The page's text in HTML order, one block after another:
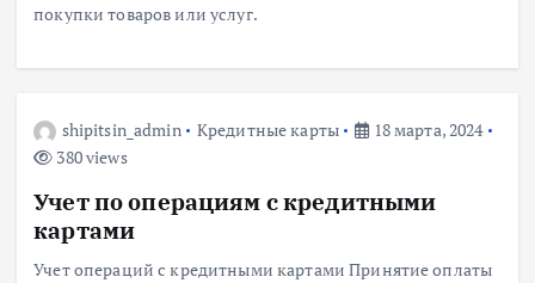
покупки товаров или услуг.
shipitsin_admin Кредитные карты
18 марта, 2024
380 views
Учет по операциям с кредитными
картами
Учет операций с кредитными картами Принятие оплаты